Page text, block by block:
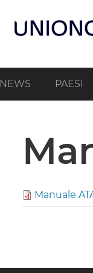
NEWS PAESI
Manuale